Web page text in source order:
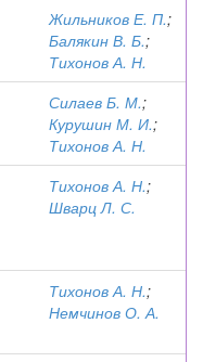
Жильников Е. П.;
Балякин В. Б.;
Тихонов А. Н.
Силаев Б. М.;
Курушин М. И.;
Тихонов А. Н.
Тихонов А. Н.;
Шварц Л. С.
Тихонов А. Н.;
Немчинов О. А.